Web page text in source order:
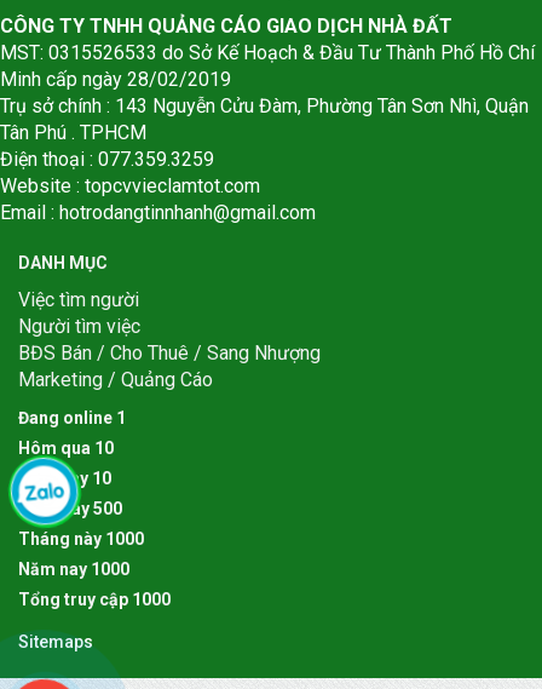
CÔNG TY TNHH QUẢNG CÁO GIAO DỊCH NHÀ ĐẤT
MST: 0315526533 do Sở Kế Hoạch & Đầu Tư Thành Phố Hồ Chí
Minh cấp ngày 28/02/2019
Trụ sở chính : 143 Nguyễn Cửu Đàm, Phường Tân Sơn Nhì, Quận
Tân Phú . TPHCM
Điện thoại : 077.359.3259
Website : topcvvieclamtot.com
Email : hotrodangtinnhanh@gmail.com
DANH MỤC
Việc tìm người
Người tìm việc
BĐS Bán / Cho Thuê / Sang Nhượng
Marketing / Quảng Cáo
Đang online 1
Hôm qua 10
Hôm nay 10
Tuần này500
Tháng này 1000
Năm nay 1000
Tổng truy cập 1000
Sitemaps